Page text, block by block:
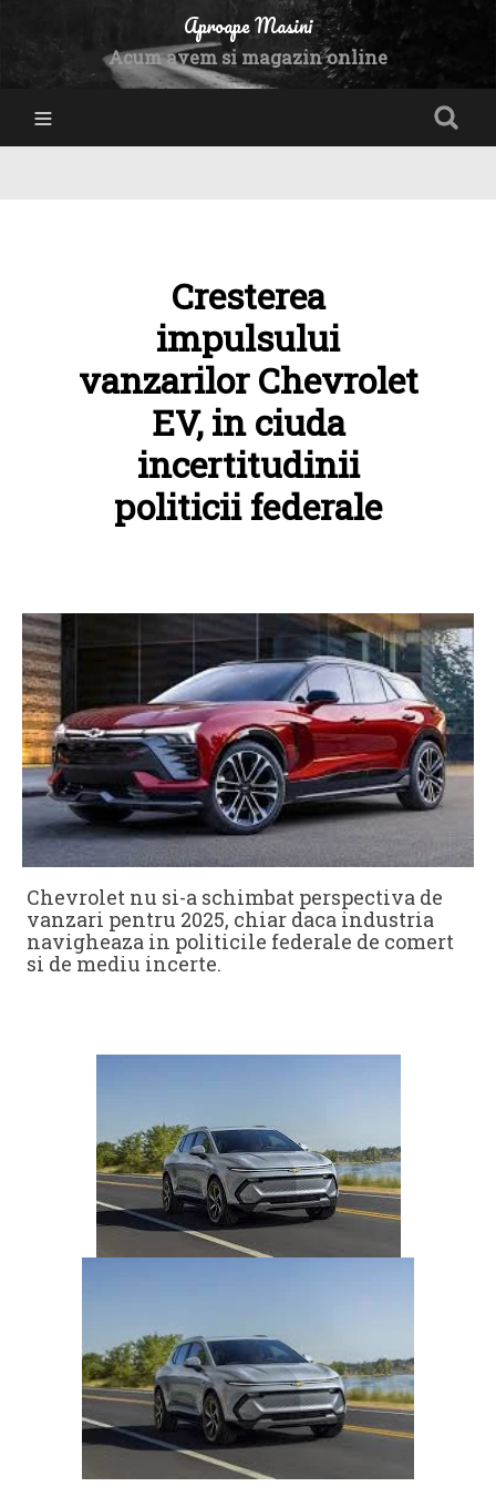
Aproape Masini
Acum avem si magazin online
Cresterea
impulsului
vanzarilor Chevrolet
EV, in ciuda
incertitudinii
politicii federale
Chevrolet nu si-a schimbat perspectiva de
vanzari pentru 2025, chiar daca industria
navigheaza in politicile federale de comert
si de mediu incerte.